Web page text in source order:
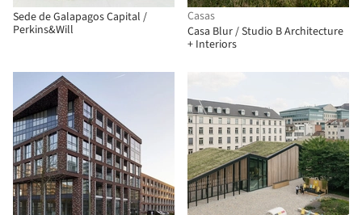
Sede de Galapagos Capital /
Perkins&Will
Casas
Casa Blur / Studio B Architecture
+ Interiors